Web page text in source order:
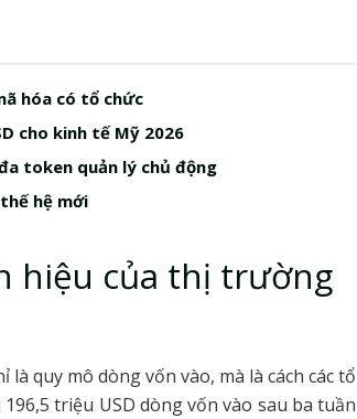
hóa có tổ chức
cho kinh tế Mỹ 2026
token quản lý chủ động
hệ mới
hiệu của thị trường
quy mô dòng vốn vào, mà là cách các tổ
triệu USD dòng vốn vào sau ba tuần